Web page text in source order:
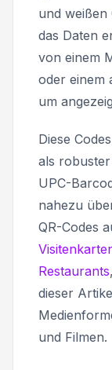
und weißen
das Daten
von einem
oder einem
um
Diese
als
UPC-
nahezu
QR-Codes
Restaurants,
dieser
und Filmen.